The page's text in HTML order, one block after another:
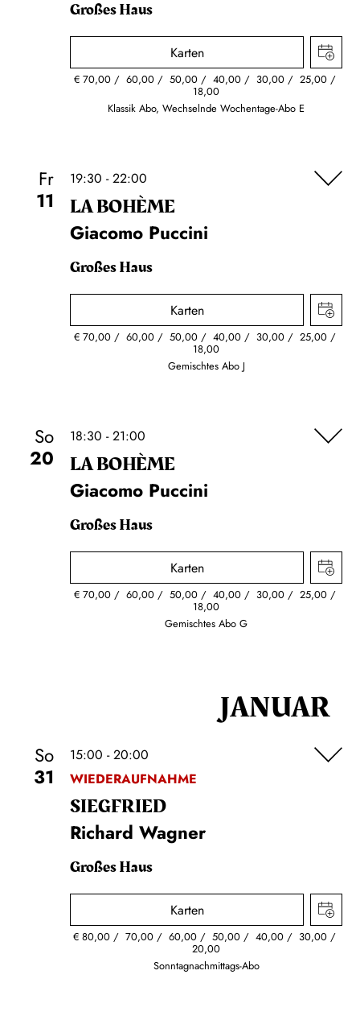
Großes Haus
Karten
€ 70,00 60,00 50,00 40,00 30,00 25,00
18,00
Klassik Abo, Wechselnde Wochentage-Abo E
Fr
11
19:30 - 22:00
LA BOHÈME
Giacomo Puccini
Großes Haus
Karten
€ 70,00 60,00 50,00 40,00 30,00 25,00
18,00
Gemischtes Abo J
So
20
18:30 - 21:00
LA BOHÈME
Giacomo Puccini
Großes Haus
Karten
€ 70,00 60,00 50,00 40,00 30,00 25,00
18,00
Gemischtes Abo G
JANUAR
So
31
15:00 - 20:00
WIEDERAUFNAHME
SIEG­FRIED
Richard Wagner
Großes Haus
Karten
€80,00 70,00 60,00 50,00 40,00 30,00
20,00
Sonntagnachmittags-Abo